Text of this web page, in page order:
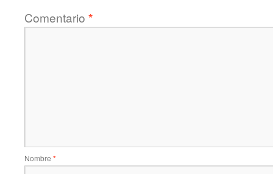
Comentario *
Nombre *